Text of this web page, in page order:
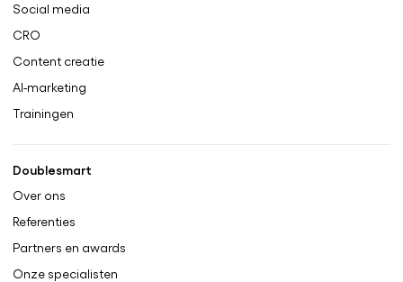
Social media
CRO
Content creatie
AI-marketing
Trainingen
Doublesmart
Over ons
Referenties
Partners en awards
Onze specialisten